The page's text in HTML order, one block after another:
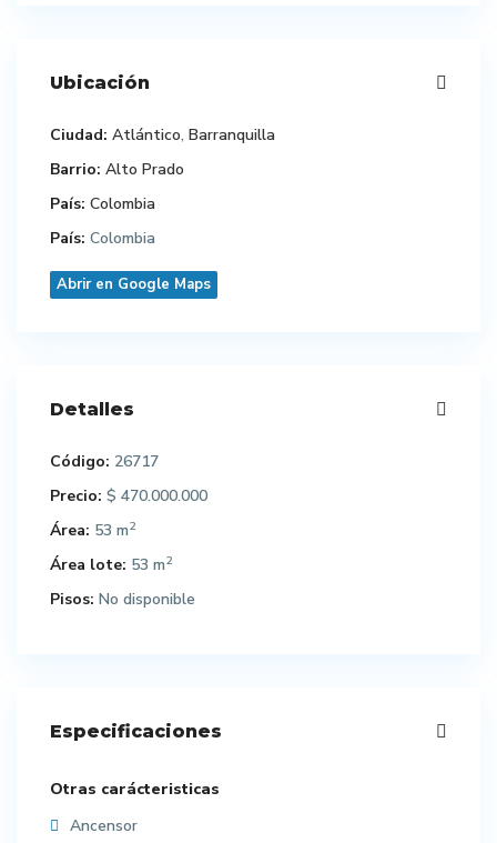
Ubicación
Ciudad: Atlántico, Barranquilla
Barrio: Alto Prado
País: Colombia
País: Colombia
Abrir en Google Maps
Detalles
Código: 26717
Precio: $ 470.000.000
Área: 53 m2
Área lote: 53 m2
Pisos: No disponible
Especificaciones
Otras carácteristicas
Ancensor